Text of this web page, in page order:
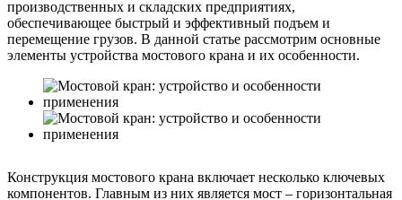
производственных и складских предприятиях,
обеспечивающее быстрый и эффективный подъем и
перемещение грузов. В данной статье рассмотрим основные
элементы устройства мостового крана и их особенности.
Конструкция мостового крана включает несколько ключевых
компонентов. Главным из них является мост – горизонтальная